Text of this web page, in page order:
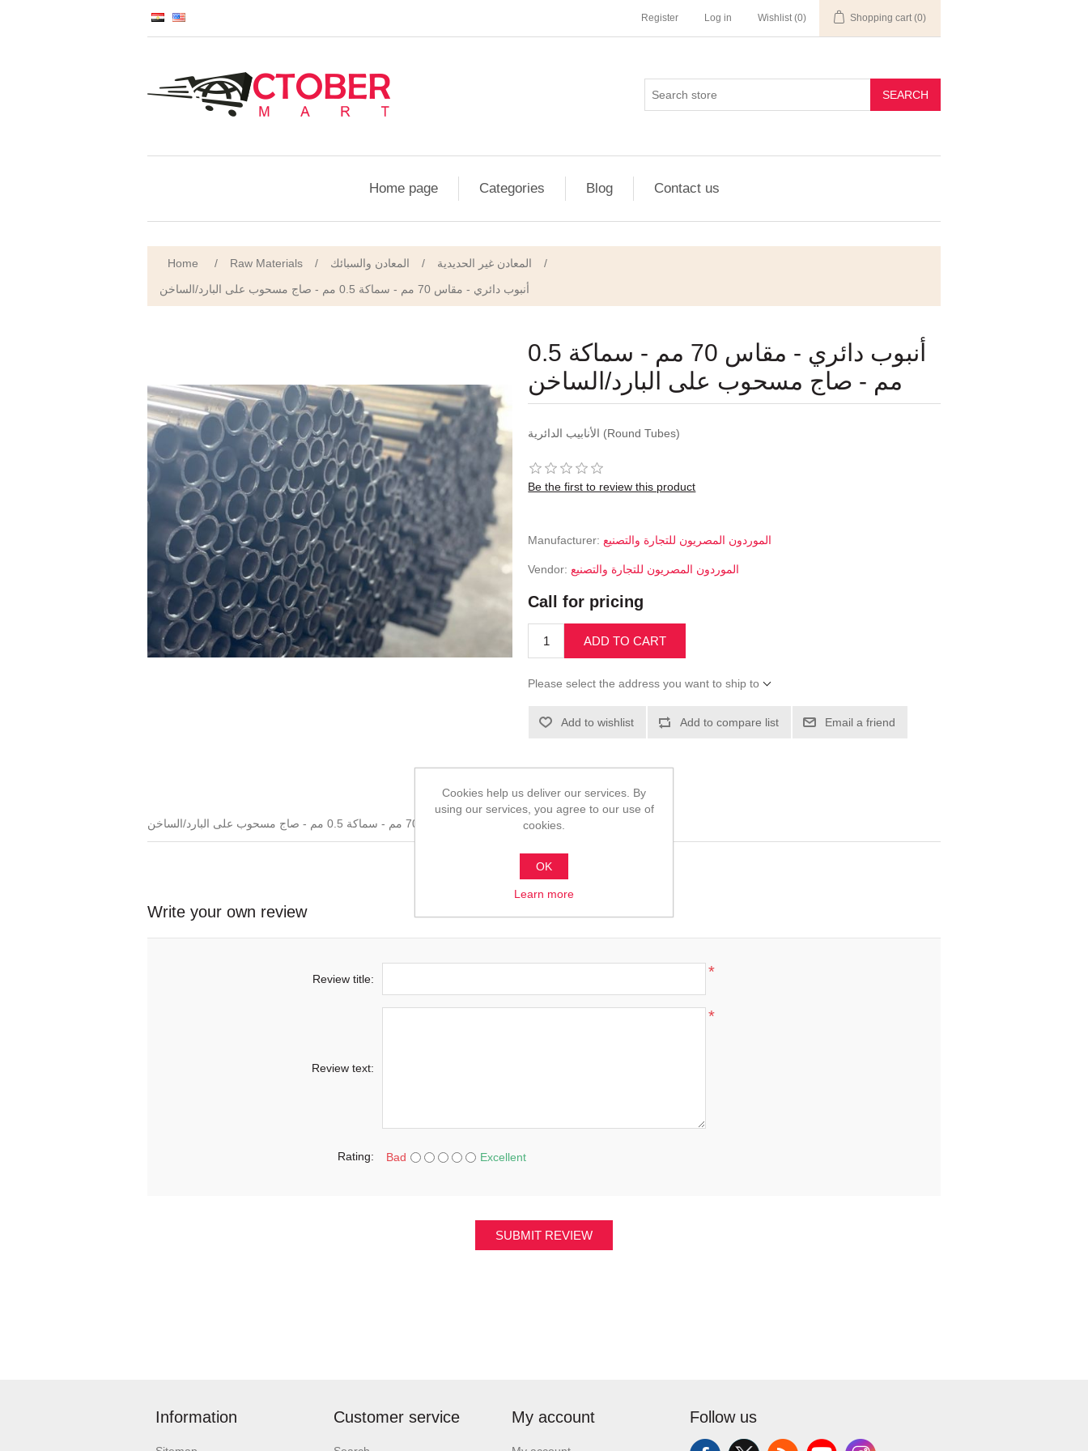
Register Log in Wishlist (0) Shopping cart (0)
SEARCH
Home page Categories Blog Contact us
Home / Raw Materials / المعادن والسبائك / المعادن غير الحديدية
/
أنبوب دائري - مقاس 70 مم - سماكة 0.5 مم - صاج مسحوب على البارد/الساخن
أنبوب دائري - مقاس 70 مم - سماكة 0.5
مم - صاج مسحوب على البارد/الساخن
الأنابيب الدائرية (Round Tubes)
Be the first to review this product
Manufacturer: الموردون المصريون للتجارة والتصنيع
Vendor: الموردون المصريون للتجارة والتصنيع
Call for pricing
ADD TO CART
Please select the address you want to ship to
Add to wishlist Add to compare list Email a friend
Write your own review
Review title: *
Review text:
*
Rating: Bad Excellent
SUBMIT REVIEW
Information Customer service My account Follow us
Cookies help us deliver our services. By
using our services, you agree to our use of
cookies.
OK
Learn more